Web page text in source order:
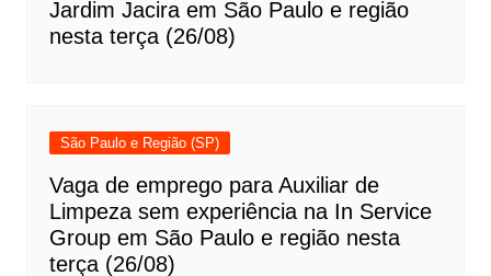
Jardim Jacira em São Paulo e região
nesta terça (26/08)
São Paulo e Região (SP)
Vaga de emprego para Auxiliar de
Limpeza sem experiência na In Service
Group em São Paulo e região nesta
terça (26/08)